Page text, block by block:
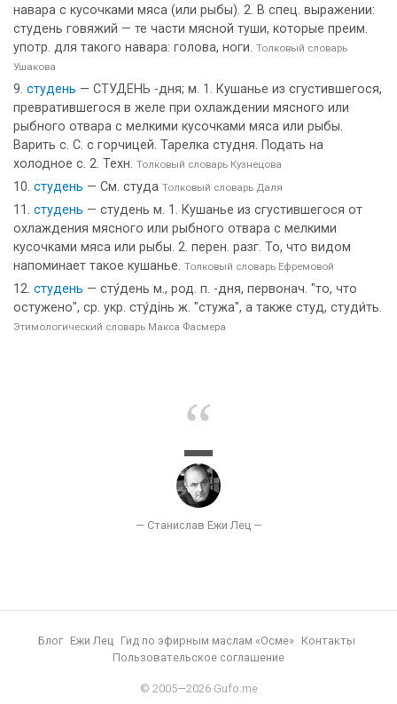
навара с кусочками мяса (или рыбы). 2. В спец. выражении:
студень говяжий — те части мясной туши, которые преим.
употр. для такого навара: голова, ноги. Толковый словарь
Ушакова
студень — СТУДЕНЬ -дня; м. 1. Кушанье из сгустившегося,
превратившегося в желе при охлаждении мясного или
рыбного отвара с мелкими кусочками мяса или рыбы.
Варить с. С. с горчицей. Тарелка студня. Подать на
холодное с. 2. Техн. Толковый словарь Кузнецова
студень — См. студа Толковый словарь Даля
студень — студень м. 1. Кушанье из сгустившегося от
охлаждения мясного или рыбного отвара с мелкими
кусочками мяса или рыбы. 2. перен. разг. То, что видом
напоминает такое кушанье. Толковый словарь Ефремовой
студень — сту́день м., род. п. -дня, первонач. "то, что
остужено", ср. укр. сту́дiнь ж. "стужа", а также студ, студи́ть.
Этимологический словарь Макса Фасмера
Блог Ежи Лец Гид по эфирным маслам «Осме»
Контакты
Пользовательское соглашение
© 2005—2026 Gufo.me